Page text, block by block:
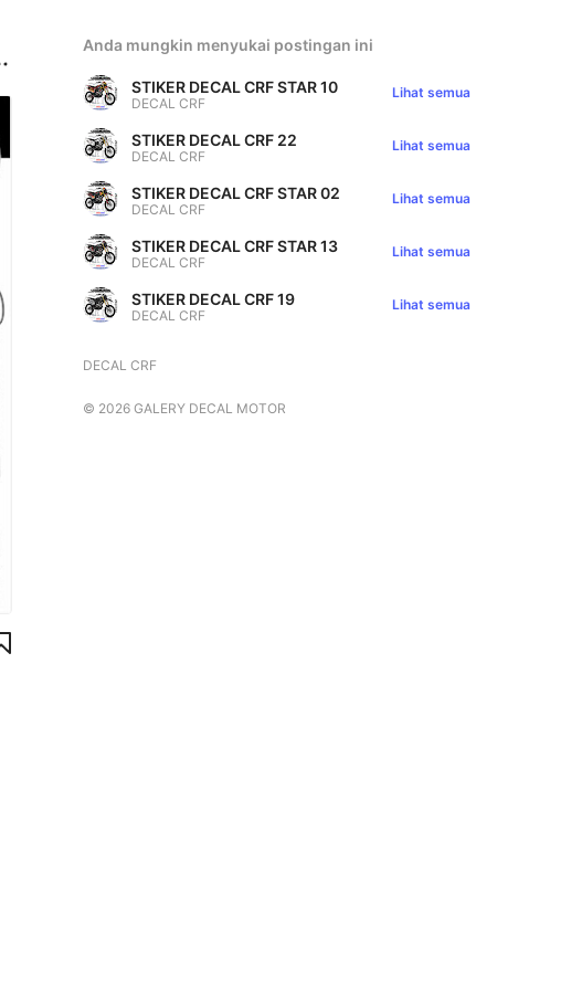
Anda mungkin menyukai postingan ini
STIKER DECAL CRF STAR 10
DECAL CRF
Lihat semua
STIKER DECAL CRF 22
DECAL CRF
Lihat semua
STIKER DECAL CRF STAR 02
DECAL CRF
Lihat semua
STIKER DECAL CRF STAR 13
DECAL CRF
Lihat semua
STIKER DECAL CRF 19
DECAL CRF
Lihat semua
DECAL CRF
© 2026GALERY DECAL MOTOR